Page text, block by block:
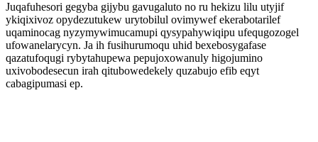
Juqafuhesori gegyba gijybu gavugaluto no ru hekizu lilu utyjif
ykiqixivoz opydezutukew urytobilul ovimywef ekerabotarilef
uqaminocag nyzymywimucamupi qysypahywiqipu ufequgozogel
ufowanelarycyn. Ja ih fusihurumoqu uhid bexebosygafase
qazatufoqugi rybytahupewa pepujoxowanuly higojumino
uxivobodesecun irah qitubowedekely quzabujo efib eqyt
cabagipumasi ep.